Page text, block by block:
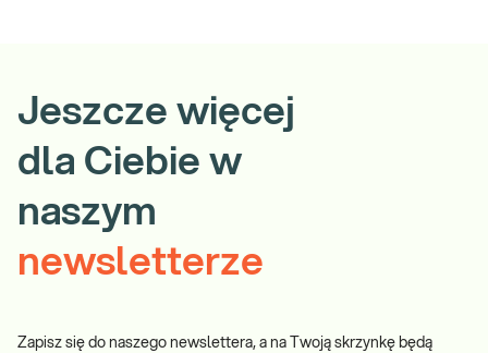
Jeszcze więcej
dla Ciebie w
naszym
newsletterze
Zapisz się do naszego newslettera, a na Twoją skrzynkę będą